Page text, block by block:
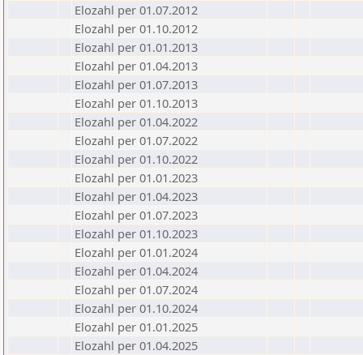
Elozahl per 01.07.2012
Elozahl per 01.10.2012
Elozahl per 01.01.2013
Elozahl per 01.04.2013
Elozahl per 01.07.2013
Elozahl per 01.10.2013
Elozahl per 01.04.2022
Elozahl per 01.07.2022
Elozahl per 01.10.2022
Elozahl per 01.01.2023
Elozahl per 01.04.2023
Elozahl per 01.07.2023
Elozahl per 01.10.2023
Elozahl per 01.01.2024
Elozahl per 01.04.2024
Elozahl per 01.07.2024
Elozahl per 01.10.2024
Elozahl per 01.01.2025
Elozahl per 01.04.2025